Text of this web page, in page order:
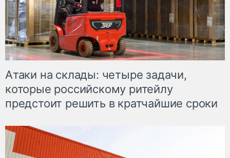
Атаки на склады: четыре задачи,
которые российскому ритейлу
предстоит решить в кратчайшие сроки